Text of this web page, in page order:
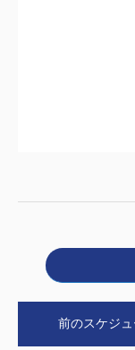
前のスケジ